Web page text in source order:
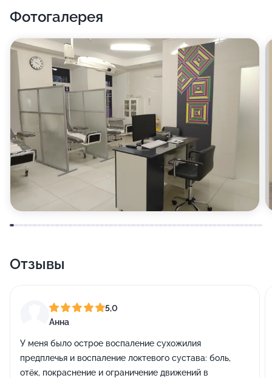
Фотогалерея
Отзывы
5,0
Анна
У меня было острое воспаление сухожилия
предплечья и воспаление локтевого сустава: боль,
отëк, покраснение и ограничение движений в